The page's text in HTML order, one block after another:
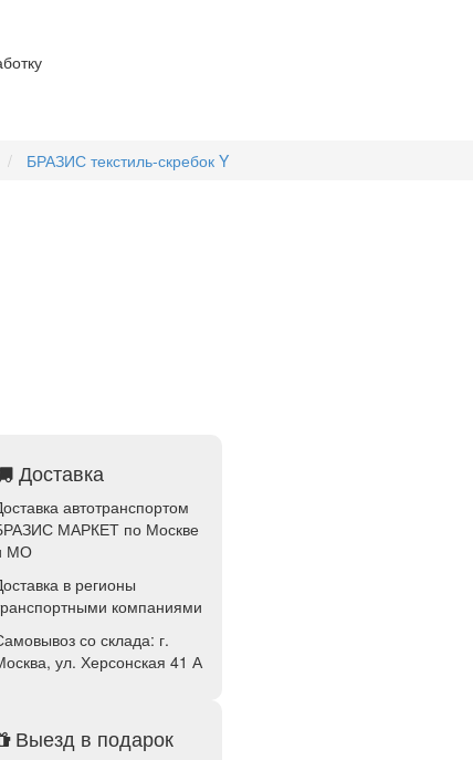
БРАЗИС текстиль-скребок Y
Доставка
автотранспортом
МАРКЕТ по Москве
МО
в регионы
компаниями
со склада: г.
ул. Херсонская 41 А
Выезд в подарок